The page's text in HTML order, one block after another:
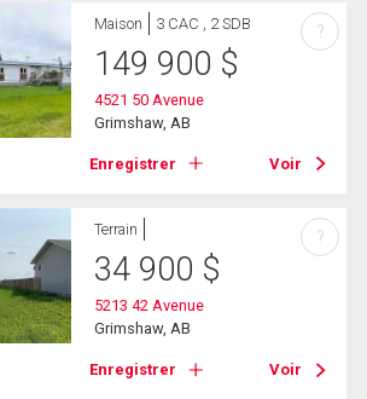
Maison 3 CAC , 2 SDB
149 900 $
4521 50 Avenue
Grimshaw, AB
Enregistrer Voir
?
Terrain
34 900 $
5213 42 Avenue
Grimshaw, AB
Enregistrer Voir
?